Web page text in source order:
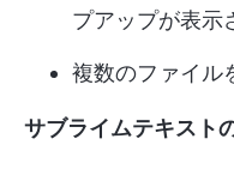
プアップが表示
複数のファイル
サブライムテキスト